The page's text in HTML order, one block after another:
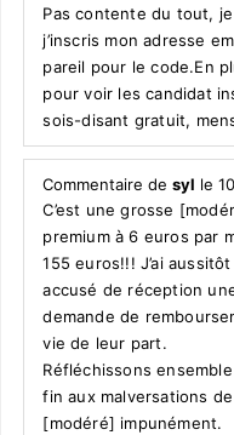
Pas contente du tout,
j’inscris mon adresse
pareil pour le code.En
pour voir les candidat
sois-disant gratuit,
Commentaire desyl le
C’est une grosse
premium à 6 euros par
155 euros!!! J’ai
accusé de réception
demande de
vie de leur part.
Réfléchissons
fin aux malversations
[modéré] impunément.